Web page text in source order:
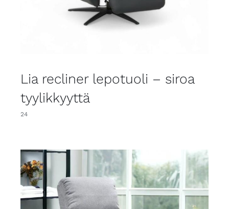
Lia recliner lepotuoli – siroa
tyylikkyyttä
24